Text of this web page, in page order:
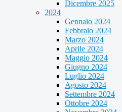
Dicembre 2025
2024
Gennaio 2024
Febbraio 2024
Marzo 2024
Aprile 2024
Maggio 2024
Giugno 2024
Luglio 2024
Agosto 2024
Settembre 2024
Ottobre 2024